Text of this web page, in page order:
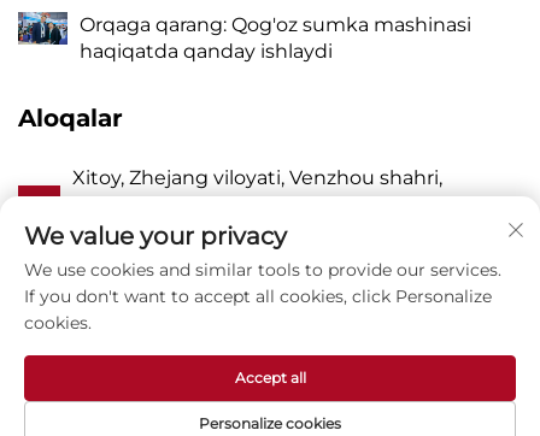
Orqaga qarang: Qog'oz sumka mashinasi
haqiqatda qanday ishlaydi
Aloqalar
A
Xitoy, Zhejang viloyati, Venzhou shahri,
Pinayang, Vanquan tumani, Jhangqiao,
Sharqiy Lyangyou ko'chasi, 118-uy
P 8615988795434
Mualliflik huquqi © Zhejiang Zhuxin Machinery
We value your privacy
We use cookies and similar tools to provide our services.
If you don't want to accept all cookies, click Personalize
cookies.
Personalize cookies
Accept all